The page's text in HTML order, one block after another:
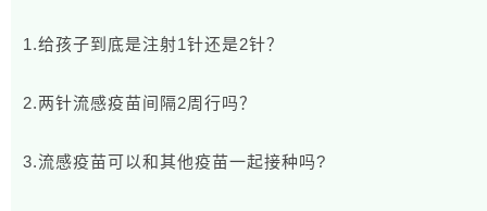
1.给孩子到底是注射1针还是2针？
2.两针流感疫苗间隔2周行吗？
3.流感疫苗可以和其他疫苗一起接种吗?